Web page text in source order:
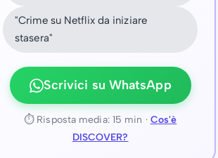
"Crime su Netflix da iniziare
stasera"
Scrivici su WhatsApp
⏱ Risposta media: 15 min · Cos'è
DISCOVER?